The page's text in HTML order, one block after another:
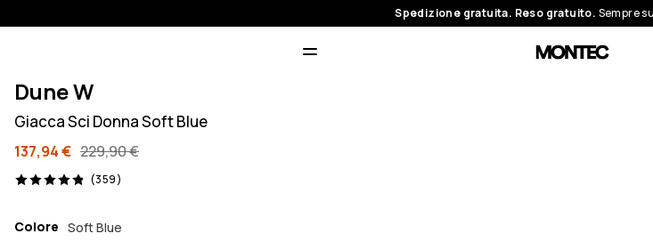
Spedizione gratuita. Reso gratuito. Sempre
Dune W
Giacca Sci Donna Soft Blue
137,94 € 229,90 €
(359)
359 recensioni, 4.9/5
Colore Soft Blue